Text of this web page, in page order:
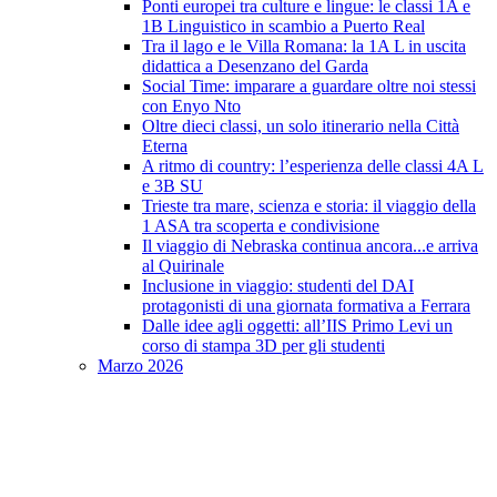
Ponti europei tra culture e lingue: le classi 1A e
1B Linguistico in scambio a Puerto Real
Tra il lago e le Villa Romana: la 1A L in uscita
didattica a Desenzano del Garda
Social Time: imparare a guardare oltre noi stessi
con Enyo Nto
Oltre dieci classi, un solo itinerario nella Città
Eterna
A ritmo di country: l’esperienza delle classi 4A L
e 3B SU
Trieste tra mare, scienza e storia: il viaggio della
1 ASA tra scoperta e condivisione
Il viaggio di Nebraska continua ancora...e arriva
al Quirinale
Inclusione in viaggio: studenti del DAI
protagonisti di una giornata formativa a Ferrara
Dalle idee agli oggetti: all’IIS Primo Levi un
corso di stampa 3D per gli studenti
Marzo 2026